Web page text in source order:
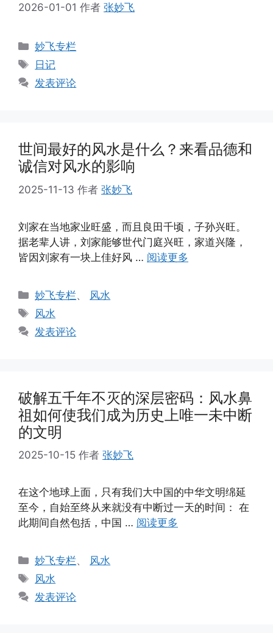
2026-01-01 作者 张妙飞
分
类
妙飞专栏
标
签
日记
发表评论
世间最好的风水是什么？来看品德和
诚信对风水的影响
2025-11-13 作者 张妙飞
刘家在当地家业旺盛，而且良田千顷，子孙兴旺。
据老辈人讲，刘家能够世代门庭兴旺，家道兴隆，
皆因刘家有一块上佳好风 … 阅读更多
分
类
妙飞专栏、 风水
标
签
风水
发表评论
破解五千年不灭的深层密码：风水鼻
祖如何使我们成为历史上唯一未中断
的文明
2025-10-15 作者 张妙飞
在这个地球上面，只有我们大中国的中华文明绵延
至今，自始至终从来就没有中断过一天的时间： 在
此期间自然包括，中国 … 阅读更多
分
类
妙飞专栏、 风水
标
签
风水
发表评论